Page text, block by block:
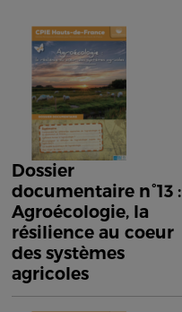
Dossier
documentaire n°13 :
Agroécologie, la
résilience au coeur
des systèmes
agricoles